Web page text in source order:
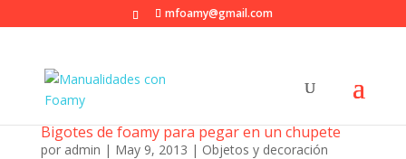
mfoamy@gmail.com
Bigotes de foamy para pegar en un chupete
por admin | May 9, 2013 | Objetos y decoración